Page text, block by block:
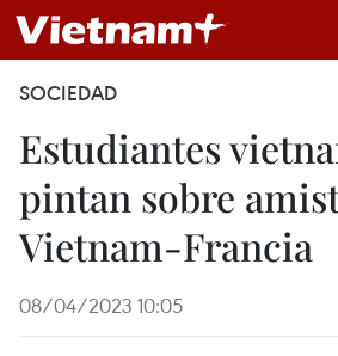
SOCIEDAD
Estudiantes
pintan sobre
Vietnam-Francia
08/04/2023 10:05